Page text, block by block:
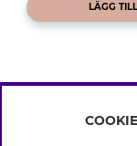
LÄGG TILL